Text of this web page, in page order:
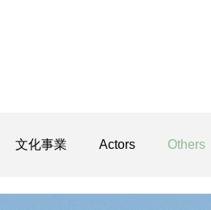
文化事業 Actors Others